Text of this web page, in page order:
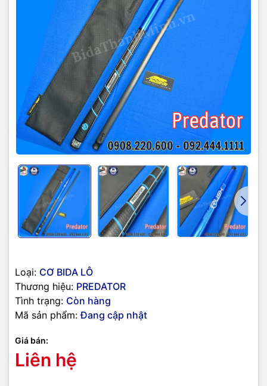
Loại: CƠ BIDA LÔ
Thương hiệu: PREDATOR
Tình trạng: Còn hàng
Mã sản phẩm: Đang cập nhật
Giá bán:
Liên hệ